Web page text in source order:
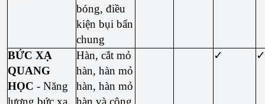
bóng, điều
kiện bụi bẩn
chung
BỨC XẠ
QUANG
HỌC - Năng
lượng bức xạ,
Hàn, cắt mỏ
hàn, hàn mỏ
hàn, hàn mỏ
hàn và công
✓